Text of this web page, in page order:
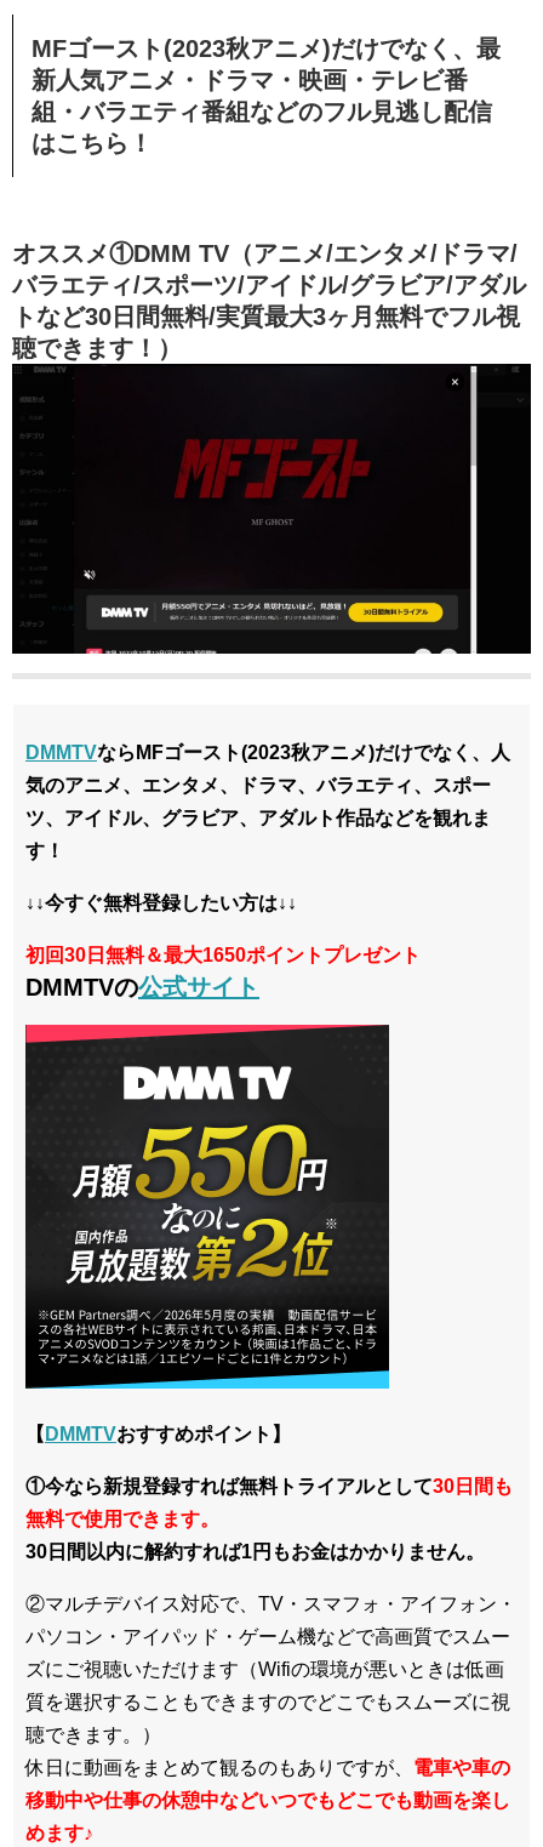
MFゴースト(2023秋アニメ)だけでなく、最
新人気アニメ・ドラマ・映画・テレビ番
組・バラエティ番組などのフル見逃し配信
はこちら！
オススメ①DMM TV（アニメ/エンタメ/ドラマ/
バラエティ/スポーツ/アイドル/グラビア/アダル
トなど30日間無料/実質最大3ヶ月無料でフル視
聴できます！）
DMMTVならMFゴースト(2023秋アニメ)だけでなく、人
気のアニメ、エンタメ、ドラマ、バラエティ、スポー
ツ、アイドル、グラビア、アダルト作品などを観れま
す！
↓↓今すぐ無料登録したい方は↓↓
初回30日無料＆最大1650ポイントプレゼント
DMMTVの公式サイト
【 DMMTVおすすめポイント】
①今なら新規登録すれば無料トライアルとして30日間も
無料で使用できます。
30日間以内に解約すれば1円もお金はかかりません。
②マルチデバイス対応で、TV・スマフォ・アイフォン・
パソコン・アイパッド・ゲーム機などで高画質でスムー
ズにご視聴いただけます（Wifiの環境が悪いときは低画
質を選択することもできますのでどこでもスムーズに視
聴できます。）
休日に動画をまとめて観るのもありですが、 電車や車の
移動中や仕事の休憩中などいつでもどこでも動画を楽し
めます♪